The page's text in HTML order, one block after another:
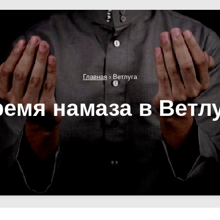
Главная › Ветлуга
намаза в